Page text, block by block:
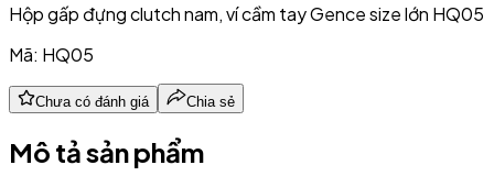
Hộp gấp đựng clutch nam, ví cầm tay Gence size lớn HQ05
Mã: HQ05
Chưa có đánh giá Chia sẻ
Mô tả sản phẩm